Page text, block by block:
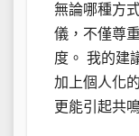
無論哪種方
儀，不僅尊
度。 我的建
加上個人化
更能引起共